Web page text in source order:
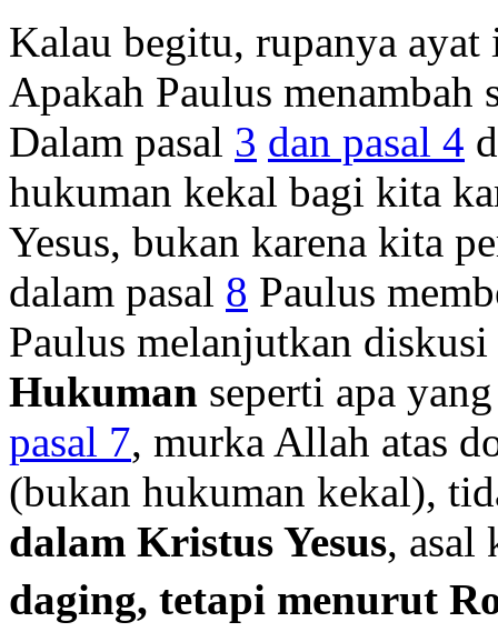
Kalau begitu, rupanya
Apakah Paulus menambah
Dalam pasal 3 dan pasal 4
hukuman kekal bagi kita
Yesus, bukan karena kita
dalam pasal 8 Paulus
Paulus melanjutkan
Hukuman seperti apa
pasal 7, murka Allah atas
(bukan hukuman kekal),
dalam Kristus Yesus, asal
daging, tetapi menurut